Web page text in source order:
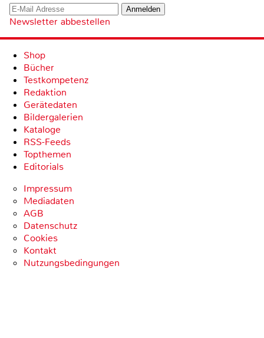
Newsletter abbestellen
Shop
Bücher
Testkompetenz
Redaktion
Gerätedaten
Bildergalerien
Kataloge
RSS-Feeds
Topthemen
Editorials
Impressum
Mediadaten
AGB
Datenschutz
Cookies
Kontakt
Nutzungsbedingungen